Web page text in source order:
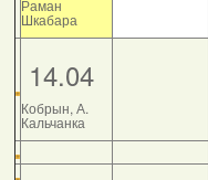
Раман
Шкабара
14.04
Кобрын, А.
Кальчанка